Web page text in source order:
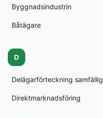
Byggnadsindustrin
Båtägare
D
Delägarförteckning
Direktmarknadsföring